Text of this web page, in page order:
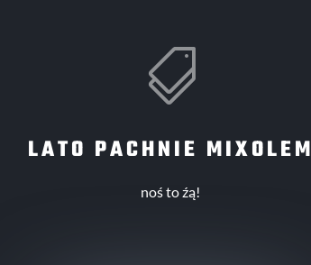

LATO PACHNIE MIXOLEM
noś to źą!